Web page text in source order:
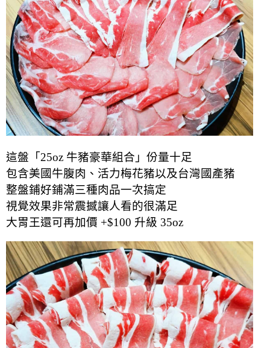
這盤「25oz 牛豬豪華組合」份量十足
包含美國牛腹肉、活力梅花豬以及台灣國產豬
整盤鋪好鋪滿三種肉品一次搞定
視覺效果非常震撼讓人看的很滿足
大胃王還可再加價 +$100 升級 35oz